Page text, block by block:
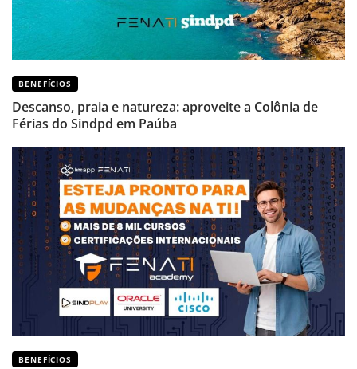
BENEFÍCIOS
Descanso, praia e natureza: aproveite a Colônia de
Férias do Sindpd em Paúba
BENEFÍCIOS